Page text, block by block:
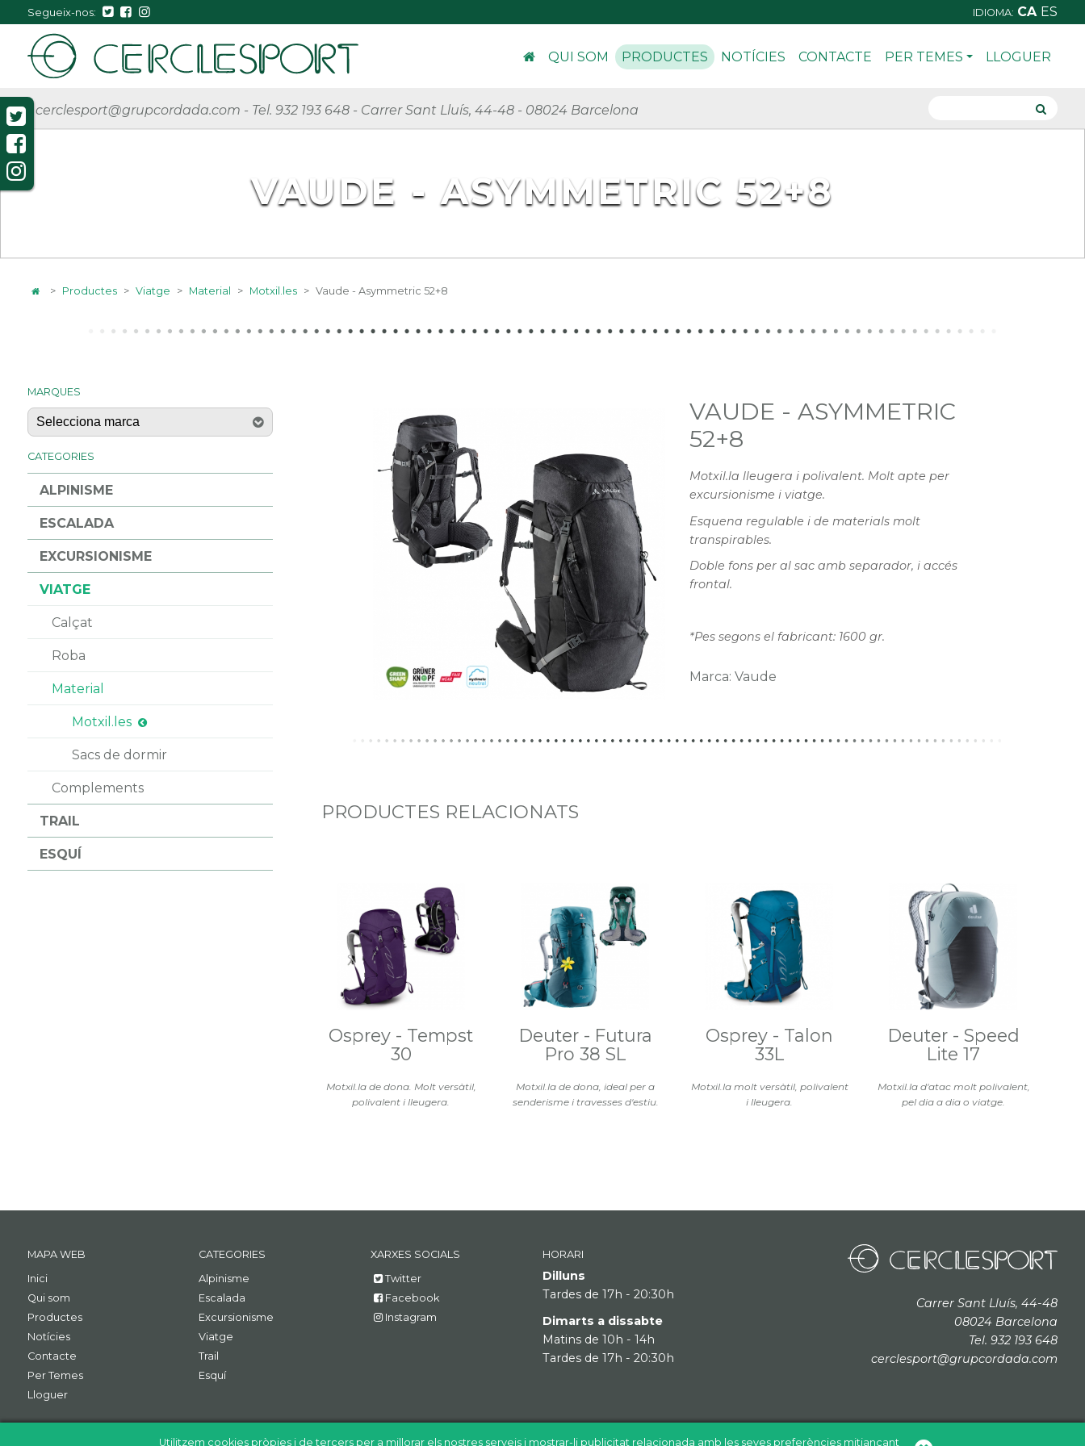
Utilitzem cookies pròpies i de tercers per a millorar els nostres serveis i mostrar-li publicitat relacionada amb les seves preferències mitjançant
Segueix-nos: IDIOMA: CA ES
QUI SOM PRODUCTES NOTÍCIES CONTACTE PER TEMES LLOGUER
cerclesport@grupcordada.com - Tel. 932 193 648 - Carrer Sant Lluís, 44-48 - 08024 Barcelona
VAUDE - ASYMMETRIC 52+8
> Productes > Viatge > Material > Motxil.les > Vaude - Asymmetric 52+8
MARQUES
CATEGORIES
ALPINISME
ESCALADA
EXCURSIONISME
VIATGE
Calçat
Roba
Material
Motxil.les
Sacs de dormir
Complements
TRAIL
ESQUÍ
VAUDE - ASYMMETRIC
52+8
Marca: Vaude
Motxil.la lleugera i polivalent. Molt apte per
excursionisme i viatge.
Esquena regulable i de materials molt
transpirables.
Doble fons per al sac amb separador, i accés
frontal.
*Pes segons el fabricant: 1600 gr.
PRODUCTES RELACIONATS
Motxil.la de dona. Molt versàtil,
polivalent i lleugera.
Osprey - Tempst
30
Motxil.la de dona, ideal per a
senderisme i travesses d'estiu.
Deuter - Futura
Pro 38 SL
Motxil.la molt versàtil, polivalent
i lleugera.
Osprey - Talon
33L
Motxil.la d'atac molt polivalent,
pel dia a dia o viatge.
Deuter - Speed
Lite 17
MAPA WEB
Inici
Qui som
Productes
Notícies
Contacte
Per Temes
Lloguer
CATEGORIES
Alpinisme
Escalada
Excursionisme
Viatge
Trail
Esquí
XARXES SOCIALS
Twitter
Facebook
Instagram
HORARI
Dilluns
Tardes de 17h - 20:30h
Dimarts a dissabte
Matins de 10h - 14h
Tardes de 17h - 20:30h
Carrer Sant Lluís, 44-48
08024 Barcelona
Tel. 932 193 648
cerclesport@grupcordada.com